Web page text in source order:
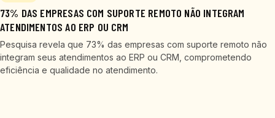
73% DAS EMPRESAS COM SUPORTE REMOTO NÃO INTEGRAM
ATENDIMENTOS AO ERP OU CRM
Pesquisa revela que 73% das empresas com suporte remoto não
integram seus atendimentos ao ERP ou CRM, comprometendo
eficiência e qualidade no atendimento.